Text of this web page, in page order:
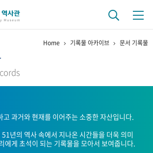
천사
드로 보는 연구 역사
연구자들
Home 기록물 아카이브 문서 기록물
고 과거와 현재를 이어주는 소중한 자산입니다.
년의 역사 속에서 지나온 시간들을 더욱 의미
에게 초석이 되는 기록물을 모아서 보여줍니다.